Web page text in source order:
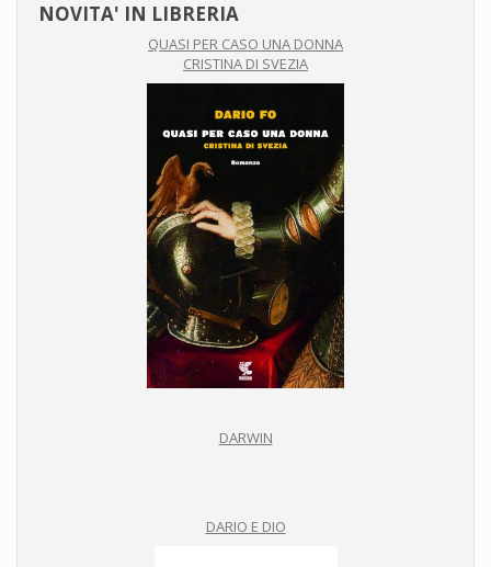
NOVITA' IN LIBRERIA
QUASI PER CASO UNA DONNA
CRISTINA DI SVEZIA
DARWIN
DARIO E DIO